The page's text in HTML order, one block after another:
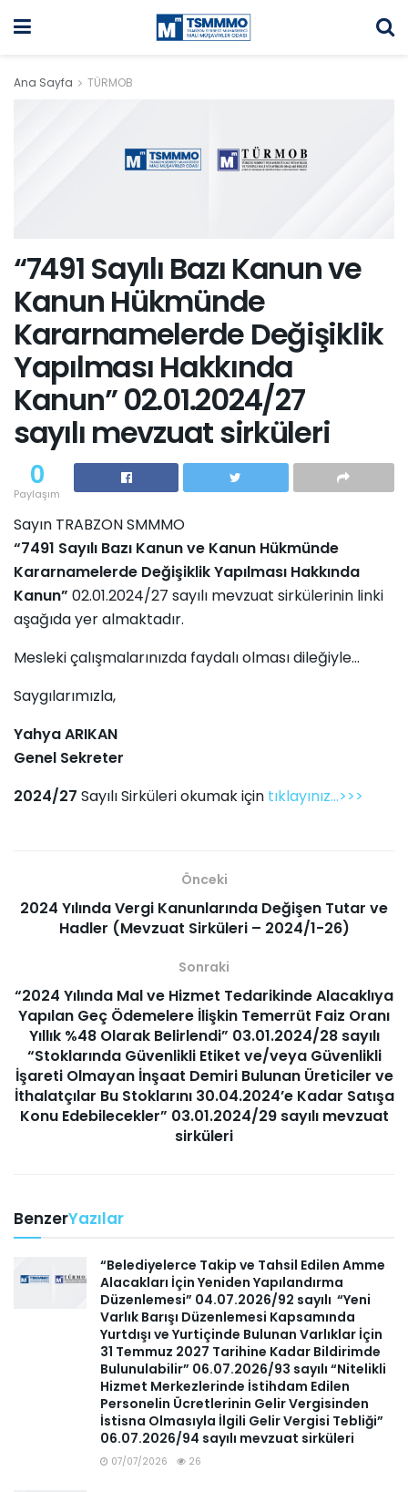
Ana Sayfa TÜRMOB
“7491 Sayılı Bazı Kanun ve
Kanun Hükmünde
Kararnamelerde Değişiklik
Yapılması Hakkında
Kanun” 02.01.2024/27
sayılı mevzuat sirküleri
0
Paylaşım
Sayın TRABZON SMMMO
“7491 Sayılı Bazı Kanun ve Kanun Hükmünde
Kararnamelerde Değişiklik Yapılması Hakkında
Kanun” 02.01.2024/27 sayılı mevzuat sirkülerinin linki
aşağıda yer almaktadır.
Mesleki çalışmalarınızda faydalı olması dileğiyle...
Saygılarımızla,
Yahya ARIKAN
Genel Sekreter
2024/27 Sayılı Sirküleri okumak için tıklayınız...>>>
Önceki
2024 Yılında Vergi Kanunlarında Değişen Tutar ve
Hadler (Mevzuat Sirküleri – 2024/1-26)
Sonraki
“2024 Yılında Mal ve Hizmet Tedarikinde Alacaklıya
Yapılan Geç Ödemelere İlişkin Temerrüt Faiz Oranı
Yıllık %48 Olarak Belirlendi” 03.01.2024/28 sayılı
“Stoklarında Güvenlikli Etiket ve/veya Güvenlikli
İşareti Olmayan İnşaat Demiri Bulunan Üreticiler ve
İthalatçılar Bu Stoklarını 30.04.2024’e Kadar Satışa
Konu Edebilecekler” 03.01.2024/29 sayılı mevzuat
sirküleri
BenzerYazılar
“Belediyelerce Takip ve Tahsil Edilen Amme
Alacakları İçin Yeniden Yapılandırma
Düzenlemesi” 04.07.2026/92 sayılı “Yeni
Varlık Barışı Düzenlemesi Kapsamında
Yurtdışı ve Yurtiçinde Bulunan Varlıklar İçin
31 Temmuz 2027 Tarihine Kadar Bildirimde
Bulunulabilir” 06.07.2026/93 sayılı “Nitelikli
Hizmet Merkezlerinde İstihdam Edilen
Personelin Ücretlerinin Gelir Vergisinden
İstisna Olmasıyla İlgili Gelir Vergisi Tebliği”
06.07.2026/94 sayılı mevzuat sirküleri
07/07/2026 26